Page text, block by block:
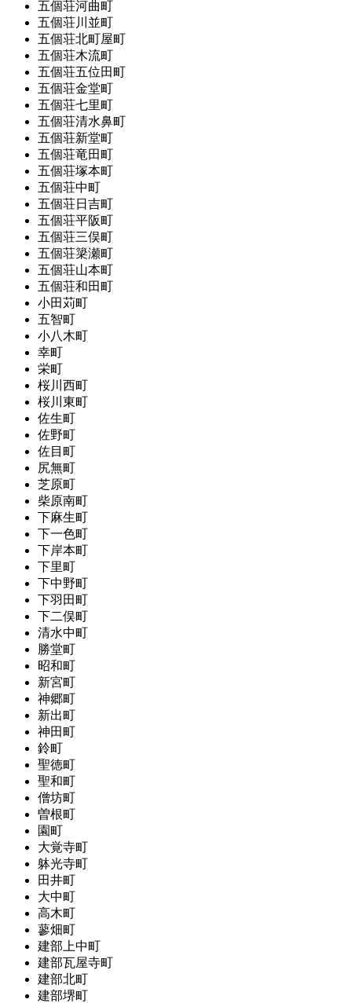
五個荘河曲町
五個荘川並町
五個荘北町屋町
五個荘木流町
五個荘五位田町
五個荘金堂町
五個荘七里町
五個荘清水鼻町
五個荘新堂町
五個荘竜田町
五個荘塚本町
五個荘中町
五個荘日吉町
五個荘平阪町
五個荘三俣町
五個荘簗瀬町
五個荘山本町
五個荘和田町
小田苅町
五智町
小八木町
幸町
栄町
桜川西町
桜川東町
佐生町
佐野町
佐目町
尻無町
芝原町
柴原南町
下麻生町
下一色町
下岸本町
下里町
下中野町
下羽田町
下二俣町
清水中町
勝堂町
昭和町
新宮町
神郷町
新出町
神田町
鈴町
聖徳町
聖和町
僧坊町
曽根町
園町
大覚寺町
躰光寺町
田井町
大中町
高木町
蓼畑町
建部上中町
建部瓦屋寺町
建部北町
建部堺町